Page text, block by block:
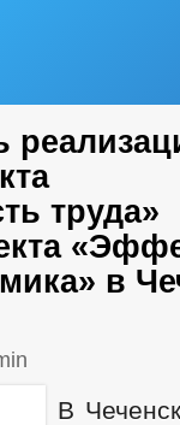
труда»
в
В